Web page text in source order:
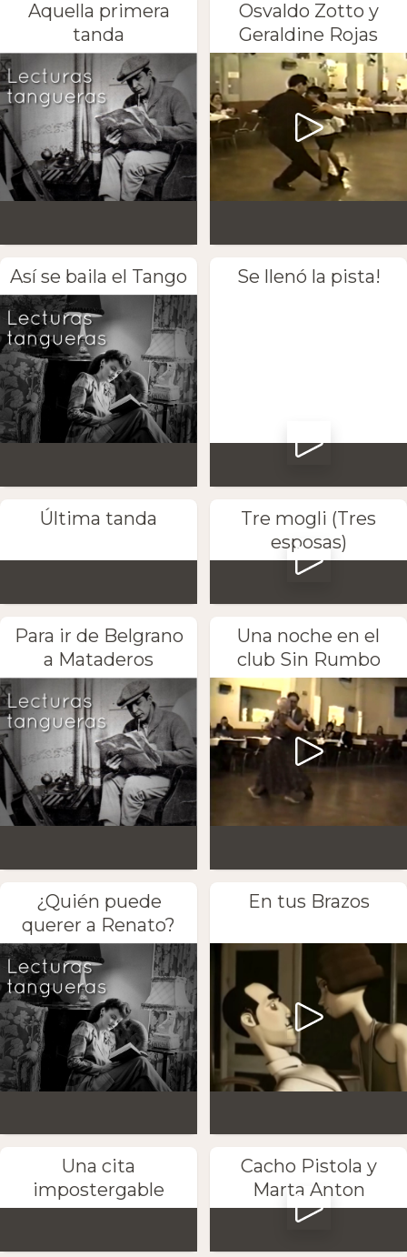
Aquella primera
tanda
Osvaldo Zotto y
Geraldine Rojas
Así se baila el Tango Se llenó la pista!
Última tanda
Tre mogli (Tres
esposas)
Para ir de Belgrano
a Mataderos
Una noche en el
club Sin Rumbo
¿Quién puede
querer a Renato?
En tus Brazos
Una cita
impostergable
Cacho Pistola y
Marta Anton